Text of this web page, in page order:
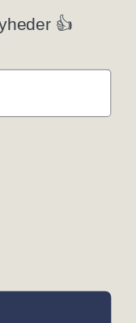
funktionalitet samt
hjemmeside og
service og
”Accepter alle”
disse formål.
COOKIES
👍